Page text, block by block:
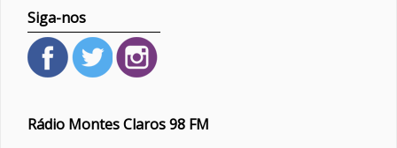
Siga-nos
Rádio Montes Claros 98 FM